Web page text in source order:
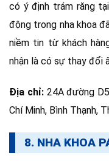
có ý định trám răng
động trong nha khoa
niềm tin từ khách
nhận là có sự thay đổi
Địa chỉ:24A đường
Chí Minh, Bình Thạnh,
8. NHA KHOA